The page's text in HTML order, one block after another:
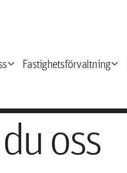
expand_more Fastighetsförvaltningexpand_more
oss